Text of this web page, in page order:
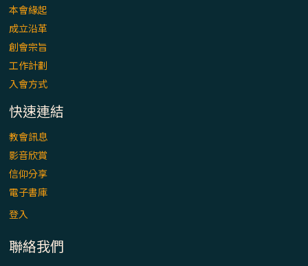
本會緣起
成立沿革
創會宗旨
工作計劃
入會方式
快速連結
教會訊息
影音欣賞
信仰分享
電子書庫
登入
聯絡我們